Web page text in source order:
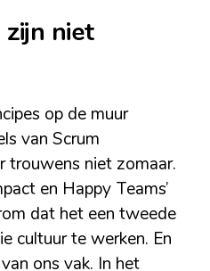
zijn niet
op de muur
van Scrum
trouwens niet zomaar.
en Happy Teams’
dat het een tweede
cultuur te werken. En
ons vak. In het